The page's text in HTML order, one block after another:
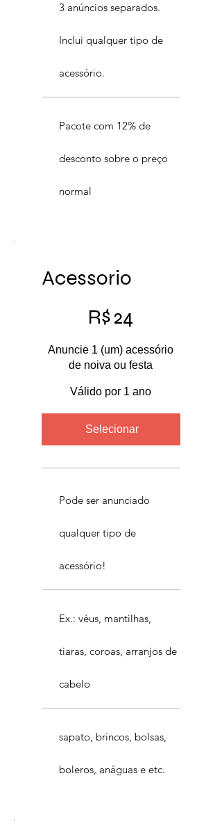
3 anúncios separados.
Inclui qualquer tipo de
acessório.
Pacote com 12% de
desconto sobre o preço
normal
Acessorio
R$24
Anuncie 1 (um) acessório
de noiva ou festa
Válido por 1 ano
Selecionar
Pode ser anunciado
qualquer tipo de
acessório!
Ex.: véus, mantilhas,
tiaras, coroas, arranjos de
cabelo
sapato, brincos, bolsas,
boleros, anáguas e etc.